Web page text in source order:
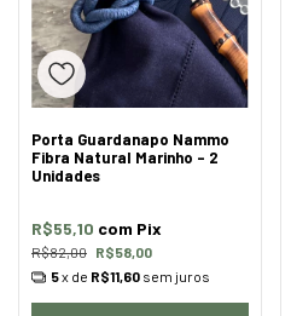
Porta Guardanapo Nammo
Fibra Natural Marinho - 2
Unidades
R$82,00 R$58,00
R$55,10 com Pix
5x de R$11,60 sem juros